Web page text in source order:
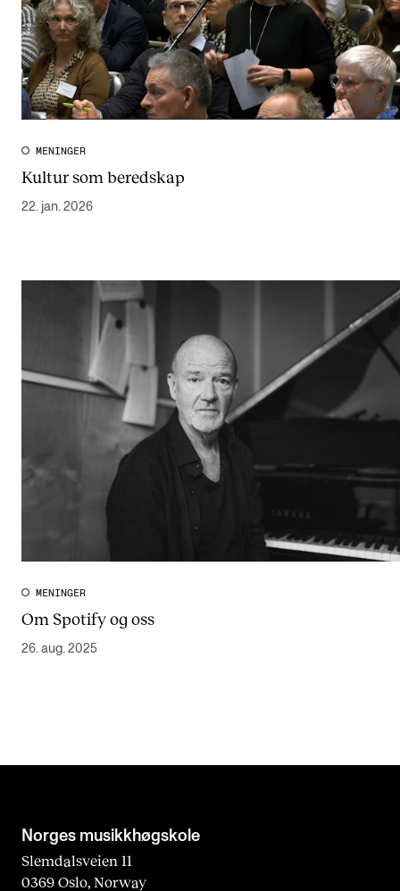
MENINGER
Kultur som beredskap
22. jan. 2026
MENINGER
Om Spotify og oss
26. aug. 2025
Norges musikk­høgskole
Slemdalsveien 11
0369 Oslo, Norway